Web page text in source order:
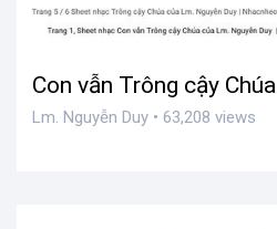
Con vẫn Trông cậy Chúa
Lm. Nguyễn Duy • 63,208 views